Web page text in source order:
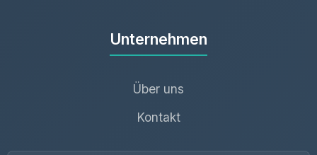
Unternehmen
Über uns
Kontakt